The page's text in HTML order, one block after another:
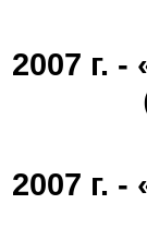
2007 г. -
2007 г. -